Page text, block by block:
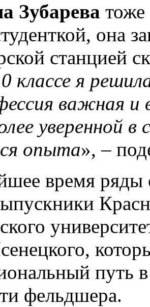
Зубарева тоже
она
станцией
классе я
важная и
уверенной в
опыта», –
время ряды
путь
фельдшера.